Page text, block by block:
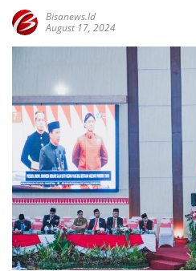
Bisanews.id
August 17, 2024